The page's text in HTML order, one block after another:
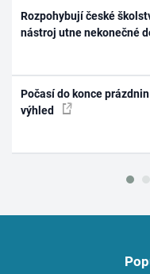
Rozpohybují české
nástroj utne nekonečné
Počasí do konce
výhled